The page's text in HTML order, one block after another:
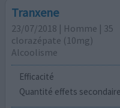
Tranxene
23/07/2018 | Homme | 35
clorazépate (10mg)
Alcoolisme
Efficacité
Quantité effets